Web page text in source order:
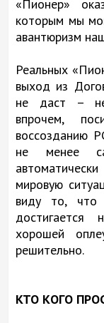
«Пионер»
которым мы
авантюризм
Реальных
выход из
не даст –
впрочем,
воссозданию
не менее
мировую
виду то, что
хорошей
решительно.
КТО КОГО